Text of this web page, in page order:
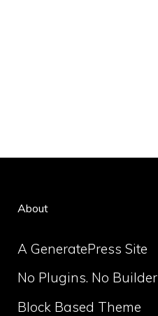
About
A GeneratePress Site
No Plugins. No Builder
Block Based Theme